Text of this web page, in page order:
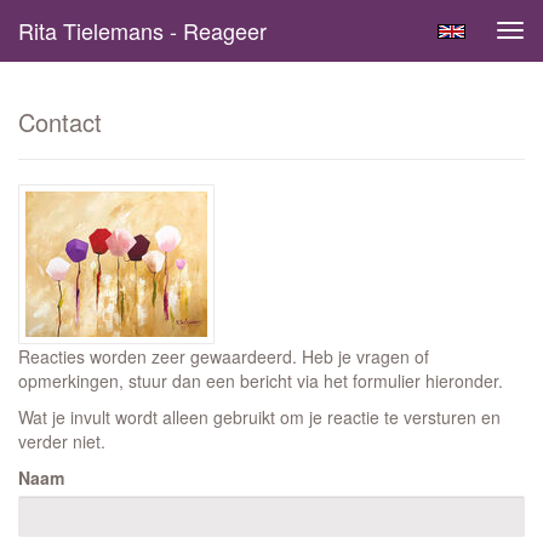
Rita Tielemans - Reageer
Contact
Reacties worden zeer gewaardeerd. Heb je vragen of
opmerkingen, stuur dan een bericht via het formulier hieronder.
Wat je invult wordt alleen gebruikt om je reactie te versturen en
verder niet.
Naam